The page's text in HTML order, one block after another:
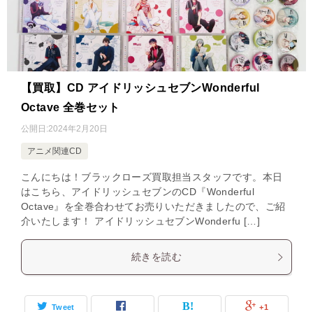
【買取】CD アイドリッシュセブンWonderful
Octave 全巻セット
公開日:2024年2月20日
アニメ関連CD
こんにちは！ブラックローズ買取担当スタッフです。本日
はこちら、アイドリッシュセブンのCD『Wonderful
Octave』を全巻合わせてお売りいただきましたので、ご紹
介いたします！ アイドリッシュセブンWonderfu […]
続きを読む
Tweet +1